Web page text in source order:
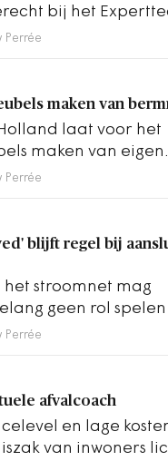
bij het
Perrée
maken van
laat voor het
maken van eigen
naar de circulaire
Perrée
blijft regel bij
stroomnet mag
geen rol
schrijft minister
Perrée
afvalcoach
en lage
van inwoners